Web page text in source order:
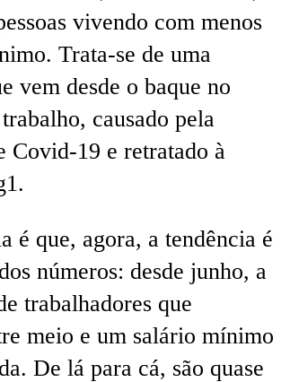
vivendo com menos
Trata-se de uma
vem desde o baque no
causado pela
Covid-19 e retratado à
é que, agora, a tendência é
números: desde junho, a
trabalhadores que
meio e um salário mínimo
De lá para cá, são quase